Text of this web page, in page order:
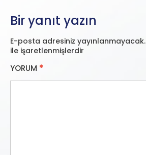
Bir yanıt yazın
E-posta adresiniz yayınlanmayacak.
ile işaretlenmişlerdir
YORUM *